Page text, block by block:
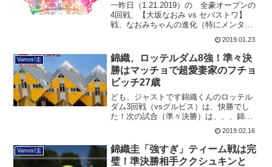
一昨日（1.21.2019）の 全豪オープンの
4回戦、【大坂なおみ vs セバストワ】
戦、なおみちゃんの進化（特にメンタ
ル）が、良く表れた試合でした！スコア
は、4-6, 6-3, 6-4 前の試合に引き続きの逆
転勝利。。。今回の全豪オープン...
2019.01.23
Vamos!圭
錦織、ロッテルダム8強！準々決
勝はマッチョで超愛妻家のフチョ
ビッチ27歳
ども、ジャストです錦織くんのロッテル
ダム3回戦（vsグルビス）は、快勝でし
た！次の試合（準々決勝）は、、、錦織
くんのロッテルダム準々決勝は、
2/16（土）早朝5時～ロッテルダムの「ベ
スト８」はこの顔ぶれ。①モンフィス
vs ジュムール ...
2019.02.16
Vamos!圭
錦織圭「強すぎ」ティーム戦は完
璧！準決勝相手ククシュキンと